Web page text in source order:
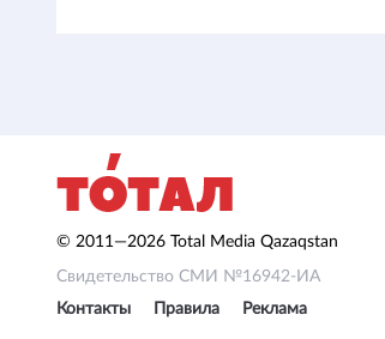
© 2011—2026 Total Media Qazaqstan
Свидетельство СМИ №16942-ИА
Контакты
Правила Реклама